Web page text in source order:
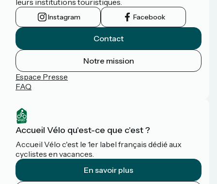
leurs institutions touristiques.
Instagram Facebook
Contact
Notre mission
Espace Presse
FAQ
Accueil Vélo qu'est-ce que c'est ?
Accueil Vélo c'est le 1er label français dédié aux
cyclistes en vacances.
En savoir plus